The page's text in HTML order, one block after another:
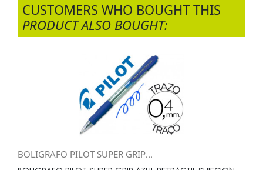
CUSTOMERS WHO BOUGHT THIS
PRODUCT ALSO BOUGHT:
BOLIGRAFO PILOT SUPER GRIP...